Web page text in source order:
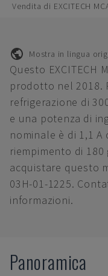
Vendita di EXCITECH
Mostra in lingua
Questo EXCITECH
prodotto nel 2018.
refrigerazione di
e una potenza di
nominale è di 1,1
riempimento di
acquistare questo
03H-01-1225.
informazioni.
Panoramica